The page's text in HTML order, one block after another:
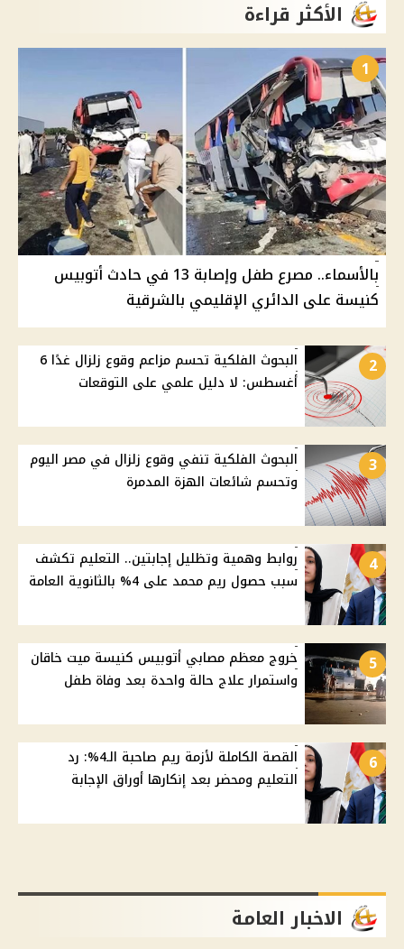
الأكثر قراءة
1
بالأسماء.. مصرع طفل وإصابة 13 في حادث أتوبيس
كنيسة على الدائري الإقليمي بالشرقية
2
البحوث الفلكية تحسم مزاعم وقوع زلزال غدًا 6
أغسطس: لا دليل علمي على التوقعات
3
البحوث الفلكية تنفي وقوع زلزال في مصر اليوم
وتحسم شائعات الهزة المدمرة
4
روابط وهمية وتظليل إجابتين.. التعليم تكشف
سبب حصول ريم محمد على 4% بالثانوية العامة
5
خروج معظم مصابي أتوبيس كنيسة ميت خاقان
واستمرار علاج حالة واحدة بعد وفاة طفل
6
القصة الكاملة لأزمة ريم صاحبة الـ4%: رد
التعليم ومحضر بعد إنكارها أوراق الإجابة
الاخبار العامة